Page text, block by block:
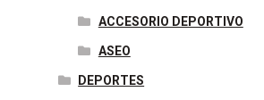
ACCESORIO DEPORTIVO
ASEO
DEPORTES